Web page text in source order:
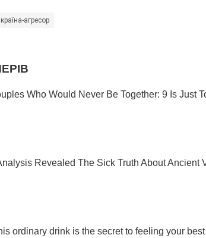
агресор